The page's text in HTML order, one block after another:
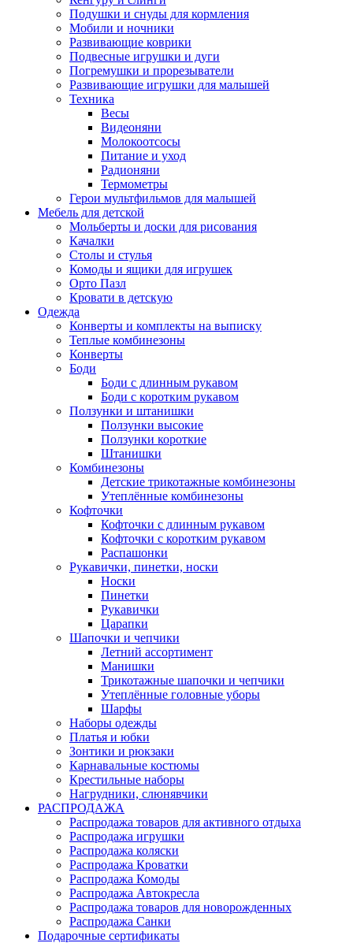
Подушки и снуды для кормления
Мобили и ночники
Развивающие коврики
Подвесные игрушки и дуги
Погремушки и прорезыватели
Развивающие игрушки для малышей
Техника
Весы
Видеоняни
Молокоотсосы
Питание и уход
Радионяни
Термометры
Герои мультфильмов для малышей
Мебель для детской
Мольберты и доски для рисования
Качалки
Столы и стулья
Комоды и ящики для игрушек
Орто Пазл
Кровати в детскую
Одежда
Конверты и комплекты на выписку
Теплые комбинезоны
Конверты
Боди
Боди с длинным рукавом
Боди с коротким рукавом
Ползунки и штанишки
Ползунки высокие
Ползунки короткие
Штанишки
Комбинезоны
Детские трикотажные комбинезоны
Утеплённые комбинезоны
Кофточки
Кофточки с длинным рукавом
Кофточки с коротким рукавом
Распашонки
Рукавички, пинетки, носки
Носки
Пинетки
Рукавички
Царапки
Шапочки и чепчики
Летний ассортимент
Манишки
Трикотажные шапочки и чепчики
Утеплённые головные уборы
Шарфы
Наборы одежды
Платья и юбки
Зонтики и рюкзаки
Карнавальные костюмы
Крестильные наборы
Нагрудники, слюнявчики
РАСПРОДАЖА
Распродажа товаров для активного отдыха
Распродажа игрушки
Распродажа коляски
Распродажа Кроватки
Распродажа Комоды
Распродажа Автокресла
Распродажа товаров для новорожденных
Распродажа Санки
Подарочные сертификаты